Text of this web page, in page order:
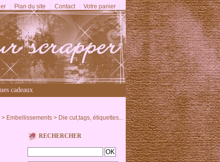
Plan du site Contact Votre panier
cadeaux
> Embellissements > Die cut,tags, étiquettes...
RECHERCHER